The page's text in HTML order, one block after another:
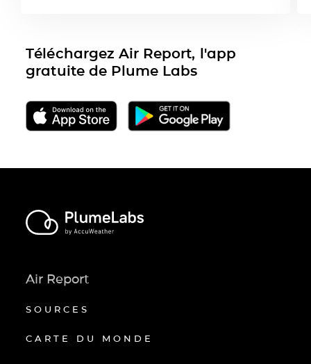
Téléchargez Air Report, l'app
gratuite de Plume Labs
Air Report
SOURCES
CARTE DU MONDE